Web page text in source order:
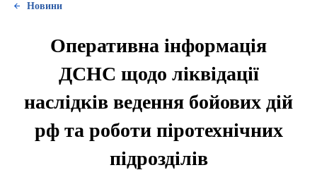
Новини
Оперативна інформація
ДСНС щодо ліквідації
наслідків ведення бойових дій
рф та роботи піротехнічних
підрозділів